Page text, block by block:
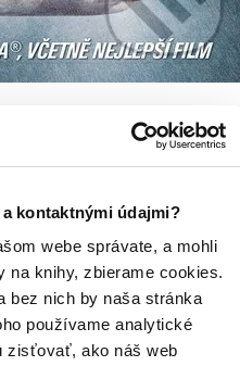
kontaktnými údajmi?
webe správate, a mohli
na knihy, zbierame cookies.
bez nich by naša stránka
používame analytické
zisťovať, ako náš web
čele hvězdně obsazeného
Huntera, za který Helen